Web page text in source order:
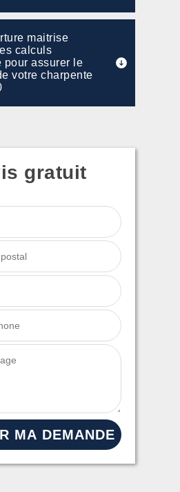
maitrise
calculs
pour assurer le
votre charpente
gratuit